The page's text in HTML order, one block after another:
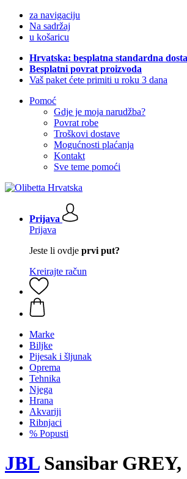
za navigaciju
Na sadržaj
u košaricu
Hrvatska: besplatna standardna
Besplatni povrat proizvoda
Vaš paket ćete primiti u roku 3 dana
Pomoć
Gdje je moja narudžba?
Povrat robe
Troškovi dostave
Mogućnosti plaćanja
Kontakt
Sve teme pomoći
Prijava
Prijava
Jeste li ovdje prvi put?
Kreirajte račun
Marke
Biljke
Pijesak i šljunak
Oprema
Tehnika
Njega
Hrana
Akvariji
Ribnjaci
% Popusti
JBLSansibar GREY,